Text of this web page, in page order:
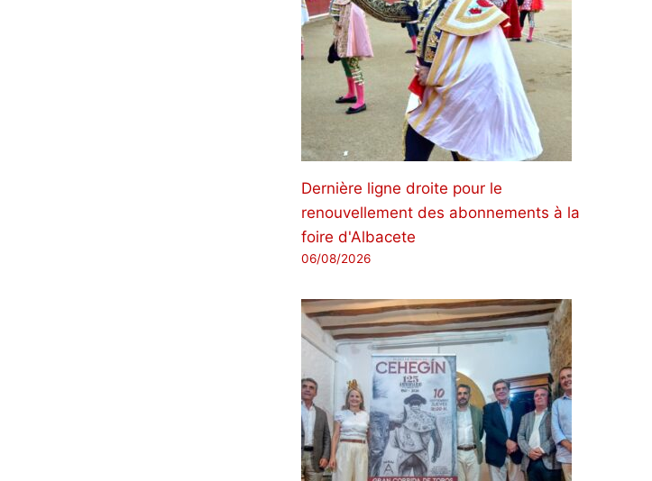
Dernière ligne droite pour le
renouvellement des abonnements à la
foire d'Albacete
06/08/2026